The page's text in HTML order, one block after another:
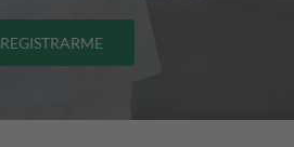
REGISTRARME